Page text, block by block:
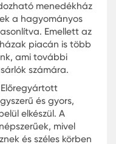
és
helyeken.
árak
gazdaságosabbak,
tájékozódjunk az